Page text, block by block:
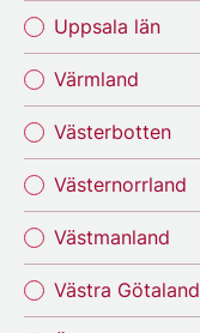
Uppsala län
Värmland
Västerbotten
Västernorrland
Västmanland
Västra Götaland